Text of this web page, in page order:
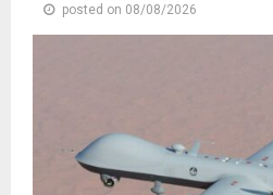
posted on 08/08/2026